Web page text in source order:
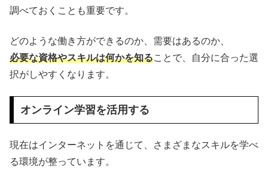
調べておくことも重要です。
どのような働き方ができるのか、需要はあるのか、
必要な資格やスキルは何かを知ることで、自分に合った選
択がしやすくなります。
オンライン学習を活用する
現在はインターネットを通じて、さまざまなスキルを学べ
る環境が整っています。